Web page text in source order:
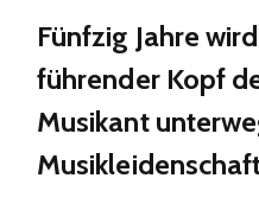
Fünfzig Jahre
führender Kopf
Musikant